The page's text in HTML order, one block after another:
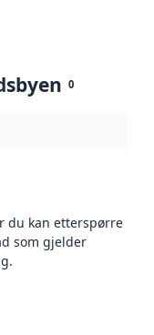
0
du kan etterspørre
som gjelder